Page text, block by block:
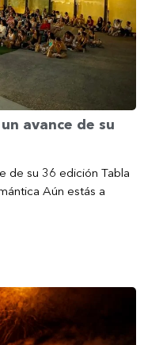
avance de su
de su 36 edición Tabla
Aún estás a